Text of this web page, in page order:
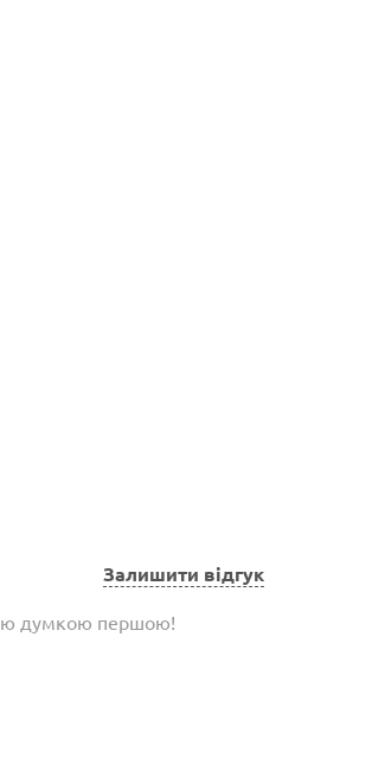
Залишити відгук
думкою першою!